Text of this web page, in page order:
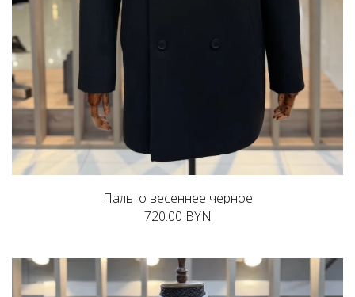
Пальто весеннее черное
720.00 BYN